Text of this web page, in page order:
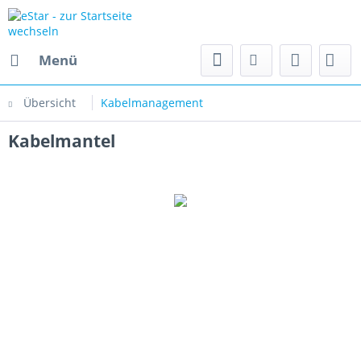
Menü
Übersicht Kabelmanagement
Kabelmantel